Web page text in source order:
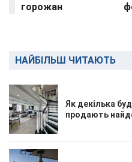
горожан
НАЙБІЛЬШ ЧИТАЮТЬ
Як декілька
продають